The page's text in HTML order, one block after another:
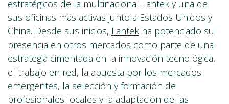
estratégicos de la multinacional Lantek y una de
sus oficinas más activas junto a Estados Unidos y
China. Desde sus inicios, Lantek ha potenciado su
presencia en otros mercados como parte de una
estrategia cimentada en la innovación tecnológica,
el trabajo en red, la apuesta por los mercados
emergentes, la selección y formación de
profesionales locales y la adaptación de las